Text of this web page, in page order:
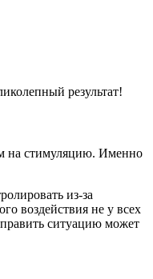
результат!
на стимуляцию. Именно
из-за
воздействия не у всех
ситуацию может